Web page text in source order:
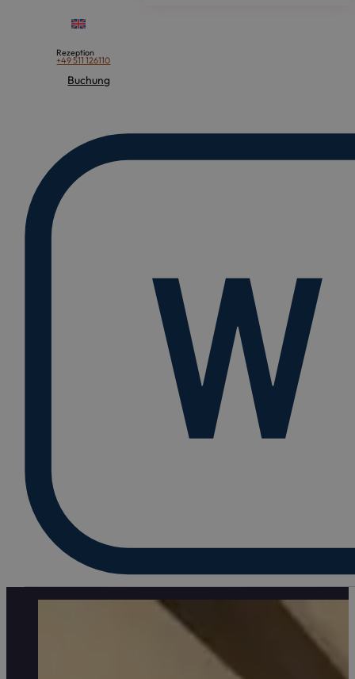
Rezeption
+49 511 126110
Buchung